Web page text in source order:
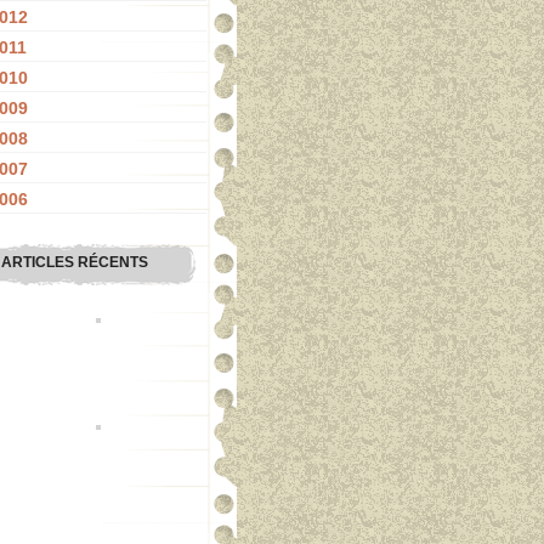
ARTICLES RÉCENTS